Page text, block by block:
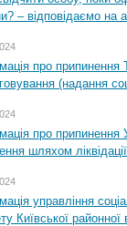
– відповідаємо на
про припинення
(надання
про припинення
шляхом ліквідації
управління
Київської